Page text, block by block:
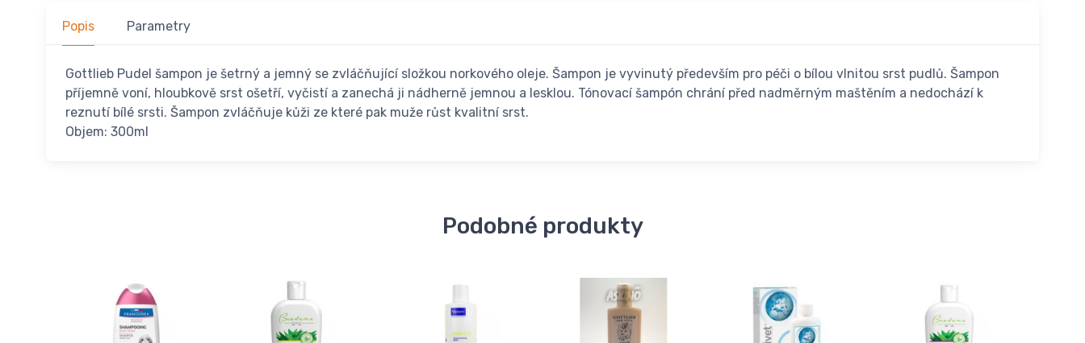
Popis Parametry
Gottlieb Pudel šampon je šetrný a jemný se zvláčňující složkou norkového oleje. Šampon je vyvinutý především pro péči o bílou vlnitou srst pudlů. Šampon
příjemně voní, hloubkově srst ošetří, vyčistí a zanechá ji nádherně jemnou a lesklou. Tónovací šampón chrání před nadměrným maštěním a nedochází k
reznutí bílé srsti. Šampon zvláčňuje kůži ze které pak muže růst kvalitní srst.
Objem: 300ml
Podobné produkty